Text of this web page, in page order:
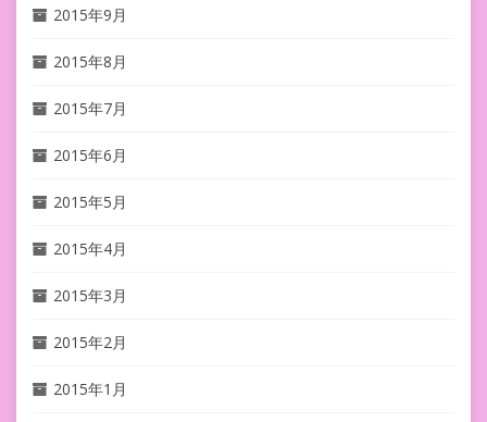
2015年9月
2015年8月
2015年7月
2015年6月
2015年5月
2015年4月
2015年3月
2015年2月
2015年1月